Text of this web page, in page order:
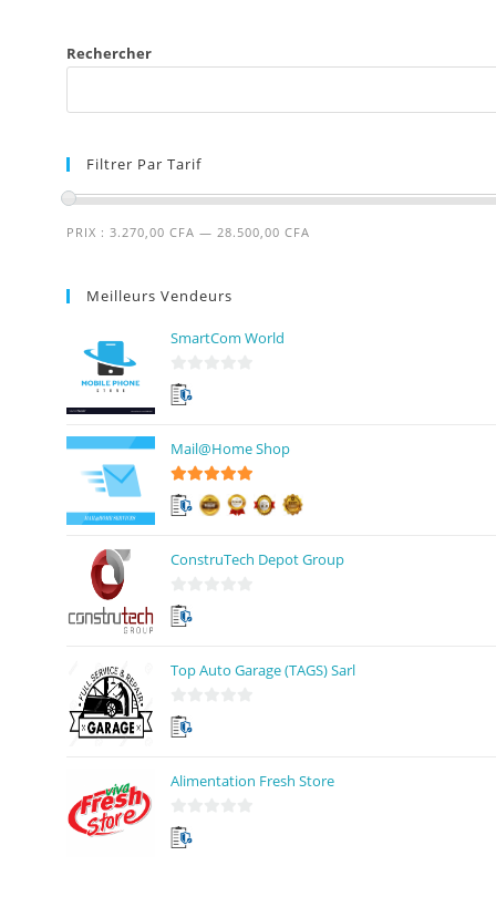
Rechercher
Filtrer Par Tarif
PRIX : 3.270,00 CFA — 28.500,00 CFA
Meilleurs Vendeurs
SmartCom World
0
s
r
5
Mail@Home Shop
5sur 5
ConstruTech Depot Group
0
s
r
Top Auto Garage (TAGS) Sarl
0
s
r
Alimentation Fresh Store
0
s